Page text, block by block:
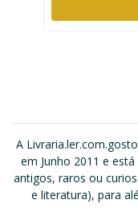
A
em Junho 2011 e
antigos, raros ou
e literatura), para